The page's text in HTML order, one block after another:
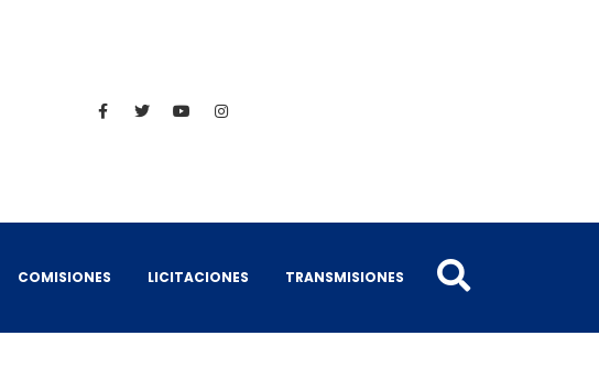
COMISIONES LICITACIONES TRANSMISIONES